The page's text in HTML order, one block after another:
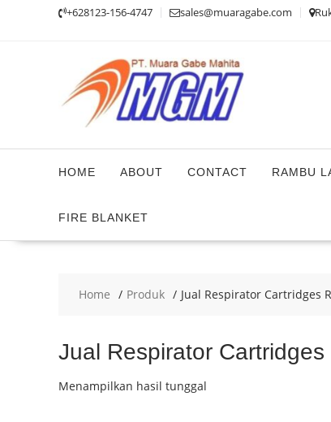
+628123-156-4747 sales@muaragabe.com
HOME ABOUT CONTACT RAMBU
FIRE BLANKET
Home Produk Jual Respirator Cartridges
Jual Respirator Cartridges
Menampilkan hasil tunggal